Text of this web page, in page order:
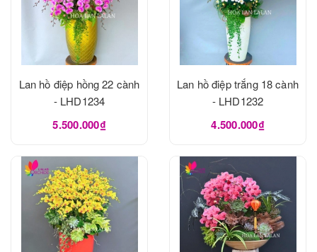
Lan hồ điệp hồng 22 cành
- LHD1234
5.500.000₫
Lan hồ điệp trắng 18 cành
- LHD1232
4.500.000₫